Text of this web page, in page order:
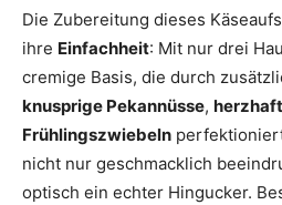
Die Zubereitung dieses
ihre Einfachheit: Mit nur drei
cremige Basis, die durch
knusprige Pekannüsse,
Frühlingszwiebeln
nicht nur geschmacklich
optisch ein echter Hingucker.